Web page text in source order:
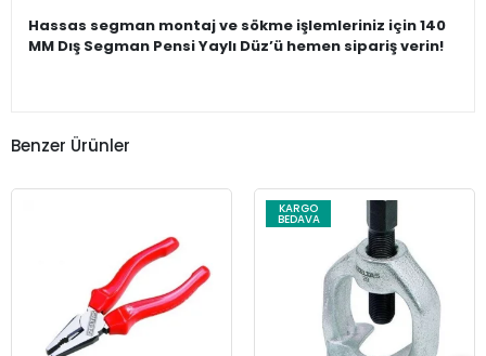
Hassas segman montaj ve sökme işlemleriniz için 140
MM Dış Segman Pensi Yaylı Düz’ü hemen sipariş verin!
Benzer Ürünler
KARGO
BEDAVA